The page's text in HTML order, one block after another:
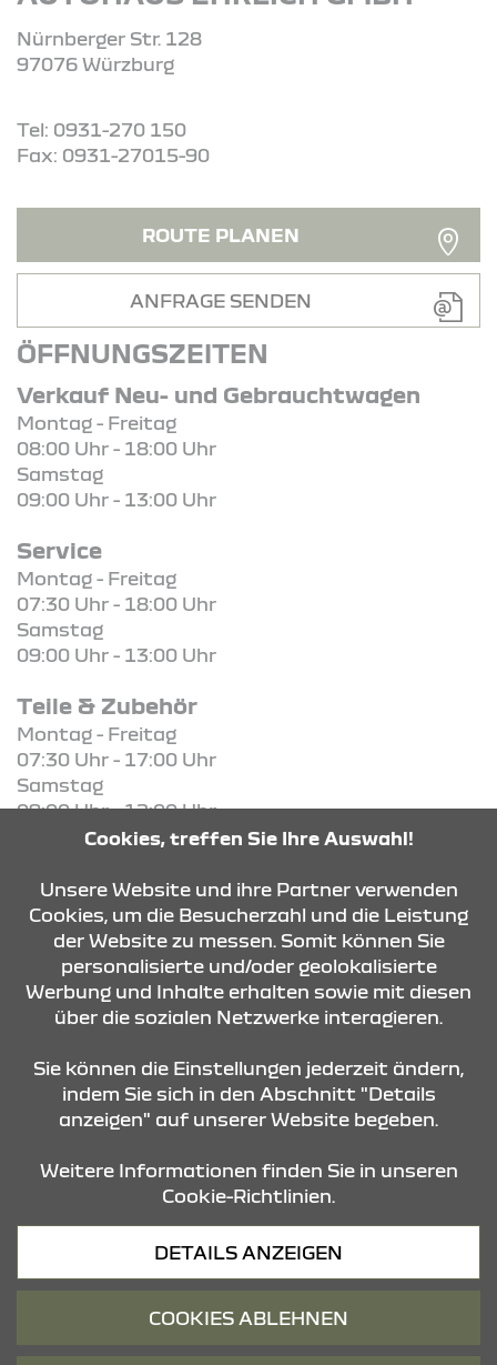
Nürnberger Str. 128
97076 Würzburg
Tel: 0931-270 150
Fax: 0931-27015-90
ROUTE PLANEN
ANFRAGE SENDEN
ÖFFNUNGSZEITEN
Verkauf Neu- und Gebrauchtwagen
Montag - Freitag
08:00 Uhr - 18:00 Uhr
Samstag
09:00 Uhr - 13:00 Uhr
Service
Montag - Freitag
07:30 Uhr - 18:00 Uhr
Samstag
09:00 Uhr - 13:00 Uhr
Teile & Zubehör
Montag - Freitag
07:30 Uhr - 17:00 Uhr
Samstag
09:00 Uhr - 12:00 Uhr
KONTAKT & ANFAHRT
ÖFFNUNGSZEITEN
STANDORTE
Datenschutz
Cookies, treffen Sie Ihre Auswahl!
Unsere Website und ihre Partner verwenden
Cookies, um die Besucherzahl und die Leistung
der Website zu messen. Somit können Sie
personalisierte und/oder geolokalisierte
Werbung und Inhalte erhalten sowie mit diesen
über die sozialen Netzwerke interagieren.
Sie können die Einstellungen jederzeit ändern,
indem Sie sich in den Abschnitt "Details
anzeigen" auf unserer Website begeben.
Weitere Informationen finden Sie in unseren
Cookie-Richtlinien.
DETAILS ANZEIGEN
COOKIES ABLEHNEN